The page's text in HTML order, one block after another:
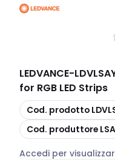
LEDVANCE-
for RGB LED Strips
copia
Cod. prodotto
copia
Cod. produttore
Accedi per